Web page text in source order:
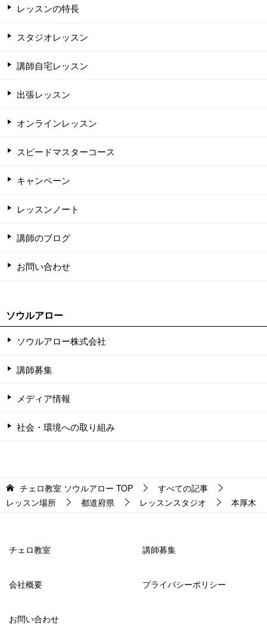
レッスンの特長
スタジオレッスン
講師自宅レッスン
出張レッスン
オンラインレッスン
スピードマスターコース
キャンペーン
レッスンノート
講師のブログ
お問い合わせ
ソウルアロー
ソウルアロー株式会社
講師募集
メディア情報
社会・環境への取り組み
チェロ教室 ソウルアロー TOP
すべての記事
レッスン場所
都道府県 レッスンスタジオ 本厚木
チェロ教室 講師募集
会社概要 プライバシーポリシー
お問い合わせ